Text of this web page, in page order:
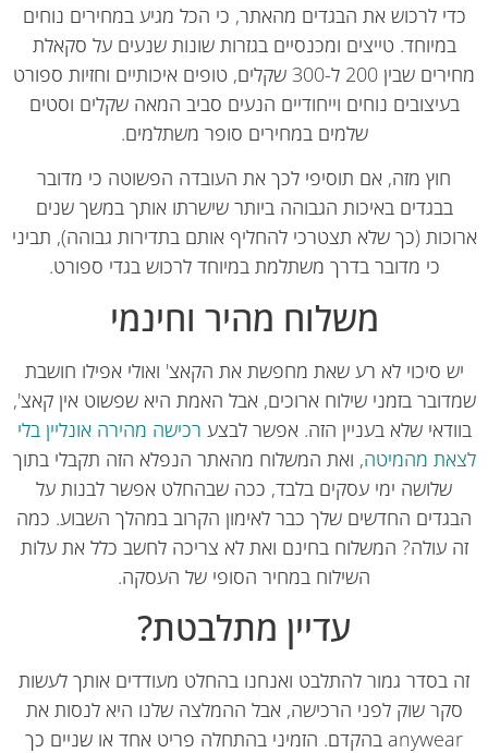
לרכוש את הבגדים מהאתר, כי הכל מגיע במחירים נוחים
במיוחד. טייצים ומכנסיים בגזרות שונות שנעים על סקאלת
מחירים שבין 200 ל-300 שקלים, טופים איכותיים וחזיות ספורט
נוחים וייחודיים הנעים סביב המאה שקלים וסטים
שלמים במחירים סופר משתלמים.
חוץ מזה, אם תוסיפי לכך את העובדה הפשוטה כי מדובר
בבגדים באיכות הגבוהה ביותר שישרתו אותך במשך שנים
(כך שלא תצטרכי להחליף אותם בתדירות גבוהה), תביני
כי מדובר בדרך משתלמת במיוחד לרכוש בגדי ספורט.
משלוח מהיר וחינמי
סיכוי לא רע שאת מחפשת את הקאצ' ואולי אפילו חושבת
בזמני שילוח ארוכים, אבל האמת היא שפשוט אין קאצ',
שלא בעניין הזה. אפשר לבצערכישה מהירה אונליין בלי
מהמיטה, ואת המשלוח מהאתר הנפלא הזה תקבלי בתוך
שלושה ימי עסקים בלבד, ככה שבהחלט אפשר לבנות על
החדשים שלך כבר לאימון הקרוב במהלך השבוע. כמה
עולה? המשלוח בחינם ואת לא צריכה לחשב כלל את עלות
השילוח במחיר הסופי של העסקה.
עדיין מתלבטת?
בסדר גמור להתלבט ואנחנו בהחלט מעודדים אותך לעשות
שוק לפני הרכישה, אבל ההמלצה שלנו היא לנסות את
anywear בהקדם. הזמיני בהתחלה פריט אחד או שניים כך